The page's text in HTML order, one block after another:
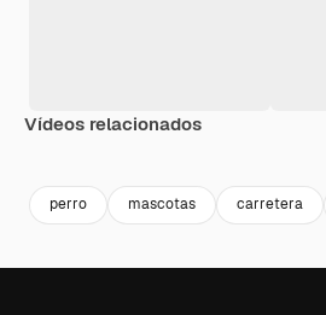
Vídeos relacionados
perro mascotas carretera